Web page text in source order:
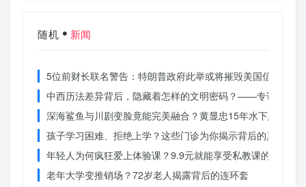
随机 新闻
5位前财长联名警告：特朗普政府此举或将摧毁美国信誉？
中西历法差异背后，隐藏着怎样的文明密码？——专访南京
深海鲨鱼与川剧变脸竟能完美融合？黄显忠15年水下默剧惊
孩子学习困难、拒绝上学？这些门诊为你揭示背后的真相
年轻人为何疯狂爱上体验课？9.9元就能享受私教课的秘密
老年大学变推销场？72岁老人揭露背后的连环套